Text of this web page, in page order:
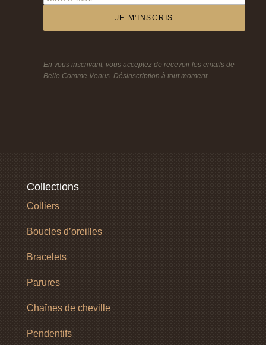
JE M'INSCRIS
En vous inscrivant, vous acceptez de recevoir les emails de
Belle Comme Venus. Désinscription à tout moment.
Collections
Colliers
Boucles d’oreilles
Bracelets
Parures
Chaînes de cheville
Pendentifs